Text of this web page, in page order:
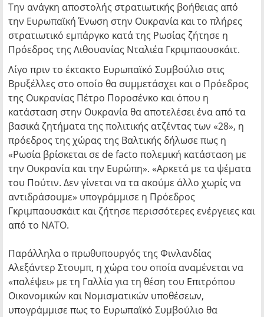
Την ανάγκη αποστολής στρατιωτικής βοήθειας από
την Ευρωπαϊκή Ένωση στην Ουκρανία και το πλήρες
στρατιωτικό εμπάργκο κατά της Ρωσίας ζήτησε η
Πρόεδρος της Λιθουανίας Νταλιέα Γκριμπαουσκάιτ.
Λίγο πριν το έκτακτο Ευρωπαϊκό Συμβούλιο στις
Βρυξέλλες στο οποίο θα συμμετάσχει και ο Πρόεδρος
της Ουκρανίας Πέτρο Ποροσένκο και όπου η
κατάσταση στην Ουκρανία θα αποτελέσει ένα από τα
βασικά ζητήματα της πολιτικής ατζέντας των «28», η
πρόεδρος της χώρας της Βαλτικής δήλωσε πως η
«Ρωσία βρίσκεται σε de facto πολεμική κατάσταση με
την Ουκρανία και την Ευρώπη». «Αρκετά με τα ψέματα
του Πούτιν. Δεν γίνεται να τα ακούμε άλλο χωρίς να
αντιδράσουμε» υπογράμμισε η Πρόεδρος
Γκριμπαουσκάιτ και ζήτησε περισσότερες ενέργειες και
από το ΝΑΤΟ.
Παράλληλα ο πρωθυπουργός της Φινλανδίας
Αλεξάντερ Στουμπ, η χώρα του οποία αναμένεται να
«παλέψει» με τη Γαλλία για τη θέση του Επιτρόπου
Οικονομικών και Νομισματικών υποθέσεων,
υπογράμμισε πως το Ευρωπαϊκό Συμβούλιο θα